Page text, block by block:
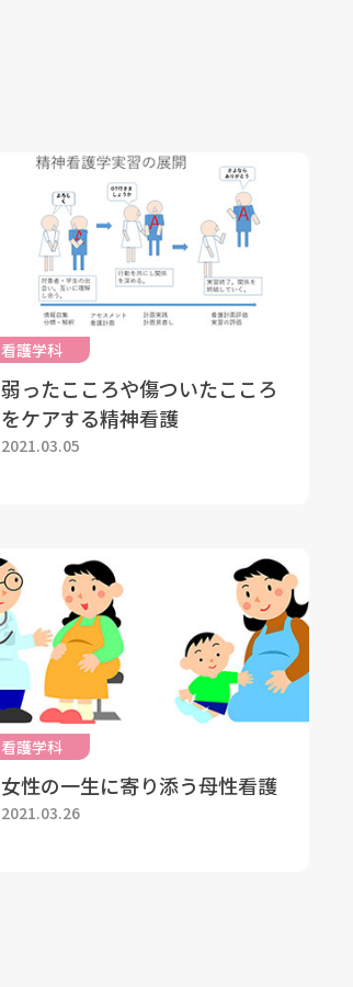
看護学科
弱ったこころや傷ついたこころ
をケアする精神看護
2021.03.05
看護学科
女性の一生に寄り添う母性看護
2021.03.26